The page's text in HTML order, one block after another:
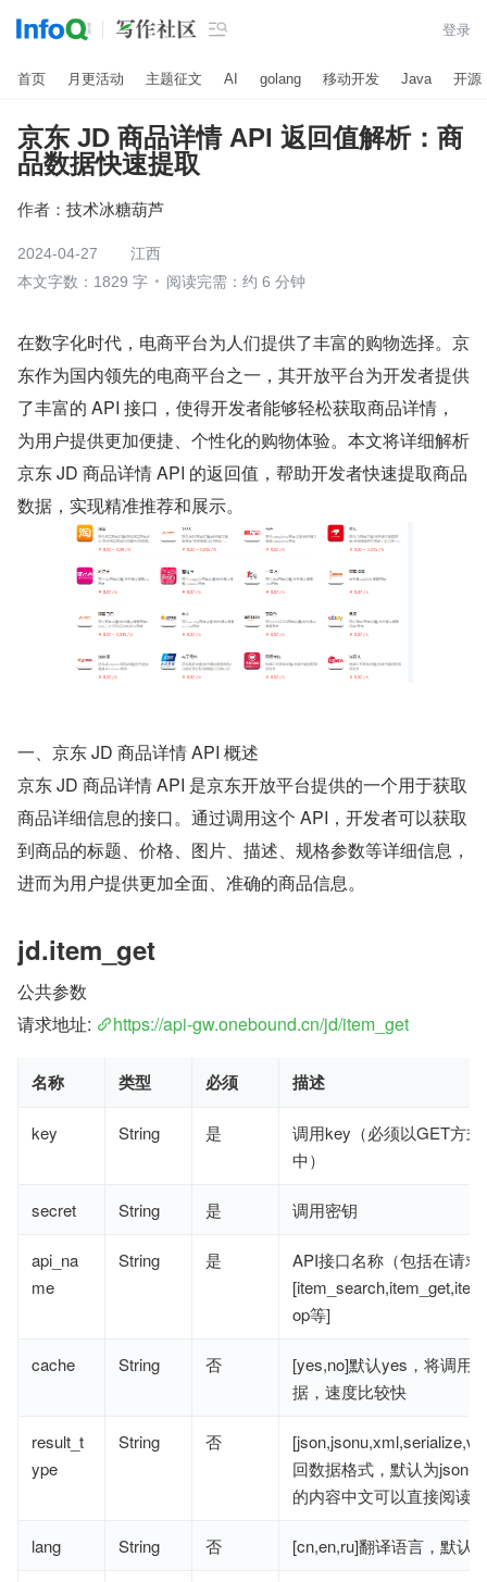
 登录
首页 月更活动 主题征文 AI golang 移动开发 Java 开源
京东 JD 商品详情 API 返回值解析：商
品数据快速提取
作者： 技术冰糖葫芦
2024-04-27
江西
本文字数：1829 字
阅读完需：约 6 分钟
在数字化时代，电商平台为人们提供了丰富的购物选择。京
东作为国内领先的电商平台之一，其开放平台为开发者提供
了丰富的 API 接口，使得开发者能够轻松获取商品详情，
为用户提供更加便捷、个性化的购物体验。本文将详细解析
京东 JD 商品详情 API 的返回值，帮助开发者快速提取商品
数据，实现精准推荐和展示。
一、京东 JD 商品详情 API 概述
京东 JD 商品详情 API 是京东开放平台提供的一个用于获取
商品详细信息的接口。通过调用这个 API，开发者可以获取
到商品的标题、价格、图片、描述、规格参数等详细信息，
进而为用户提供更加全面、准确的商品信息。
jd.item_get
公共参数
请求地址:
https://api-gw.onebound.cn/jd/item_get
名称 类型 必须 描述
key String 是
调用key（必须以GET方
中）
secret String 是 调用密钥
api_na
me
String 是
API接口名称（包括在请求
op等]
cache String 否
[yes,no]默认yes，将调用
据，速度比较快
result_t
ype
String 否
回数据格式，默认为json
的内容中文可以直接阅读
lang String 否 [cn,en,ru]翻译语言，默认